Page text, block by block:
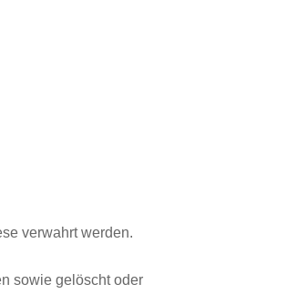
verwahrt werden.
sowie gelöscht oder